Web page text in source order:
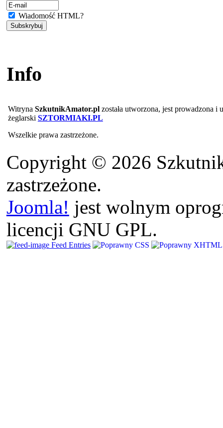
Wiadomość HTML?
Info
Witryna SzkutnikAmator.plzostała utworzona, jest prowadzona i
żeglarski SZTORMIAKI.PL
Wszelkie prawa zastrzeżone.
Copyright © 2026
zastrzeżone.
Joomla! jest wolnym
licencji GNU GPL.
Feed Entries